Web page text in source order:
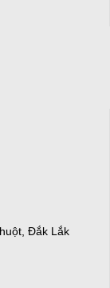
Đắk Lắk